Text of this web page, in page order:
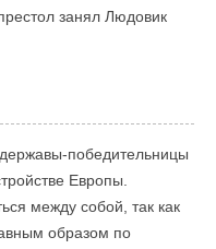
занял Людовик
победительницы
Европы.
между собой, так как
образом по